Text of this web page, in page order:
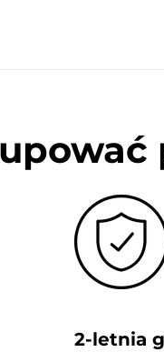
2-letnia